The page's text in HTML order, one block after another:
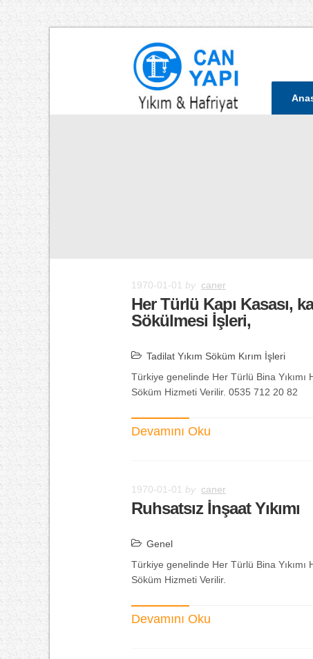
1970-01-01 by caner
Her Türlü Kapı Kasası,
Sökülmesi İşleri,
Tadilat Yıkım Söküm Kırım İşleri
Türkiye genelinde Her Türlü Bina Yıkımı
Söküm Hizmeti Verilir. 0535 712 20 82
Devamını Oku
1970-01-01 by caner
Ruhsatsız İnşaat Yıkımı
Genel
Türkiye genelinde Her Türlü Bina Yıkımı
Söküm Hizmeti Verilir.
Devamını Oku